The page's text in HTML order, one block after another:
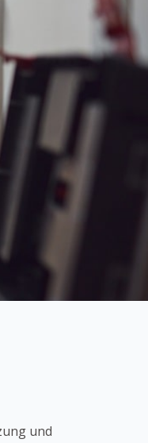
und